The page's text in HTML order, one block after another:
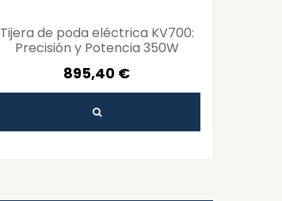
Tijera de poda eléctrica KV700:
Precisión y Potencia 350W
895,40 €